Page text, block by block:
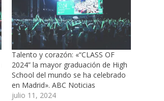
Talento y corazón: «“CLASS OF
2024” la mayor graduación de High
School del mundo se ha celebrado
en Madrid». ABC Noticias
julio 11, 2024